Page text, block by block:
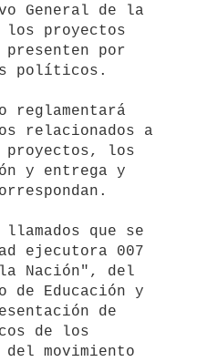
General de la
proyectos
por
políticos.
relacionados a
proyectos, los
y entrega y
ejecutora 007
Nación", del
Educación y
de
de los
movimiento